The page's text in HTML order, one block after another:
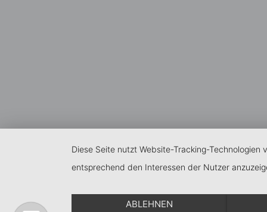
Diese Seite nutzt Website-Tracking-
entsprechend den Interessen der Nutzer
ABLEHNEN